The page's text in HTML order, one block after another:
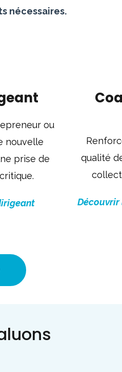
nécessaires.
ou
nouvelle
prise de
qualité
Découvrir